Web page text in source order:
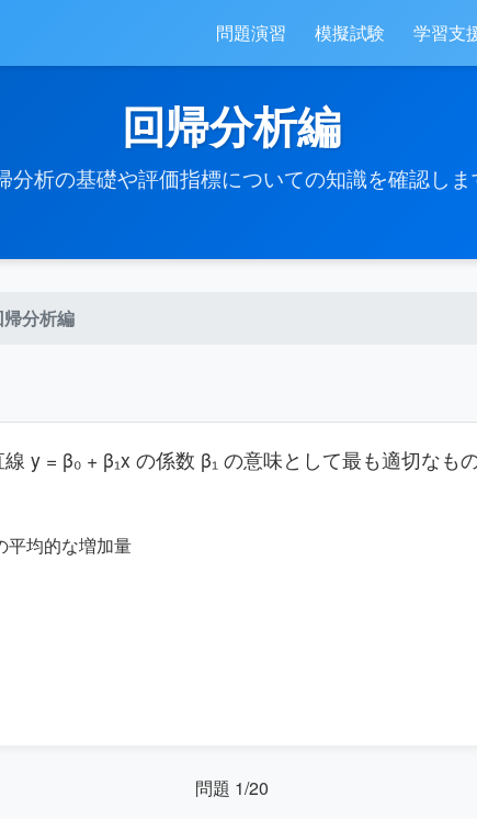
問題演習 模擬試験 学習支
回帰分析編
分析の基礎や評価指標についての知識を確認しま
帰分析編
y = β₀ + β₁x の係数 β₁ の意味として最も適切なも
平均的な増加量
問題 1/20